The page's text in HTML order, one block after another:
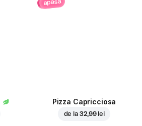
apasă
Pizza Capricciosa
de la 32,99 lei